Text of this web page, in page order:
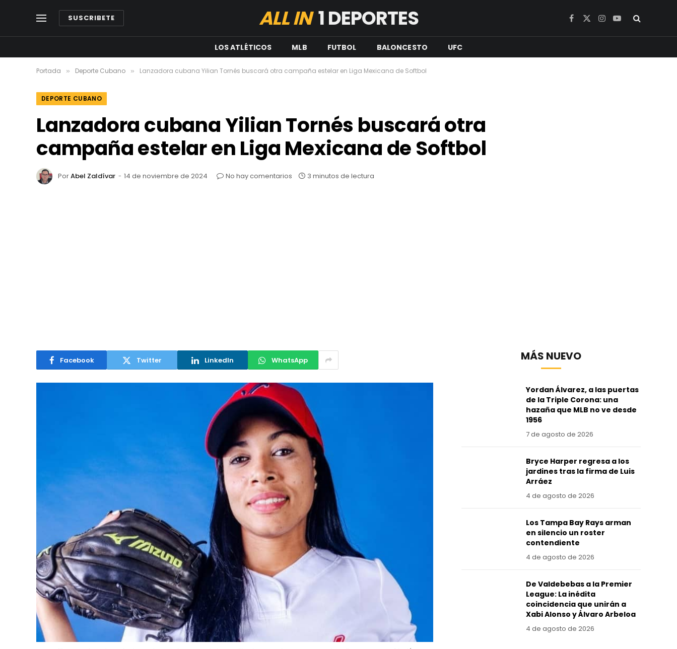
SUSCRIBETE ALL IN1 DEPORTES Facebook
X
Instagram
YouTube
LOS ATLÉTICOS MLB FUTBOL BALONCESTO UFC
Portada » Deporte Cubano » Lanzadora cubana Yilian Tornés buscará otra campaña estelar en Liga Mexicana de Softbol
DEPORTE CUBANO
Lanzadora cubana Yilian Tornés buscará otra
campaña estelar en Liga Mexicana de Softbol
PorAbel Zaldívar 14 de noviembre de 2024 No hay comentarios 3 minutos de lectura
Facebook Twitter LinkedIn WhatsApp MÁS NUEVO
Yordan Álvarez, a las puertas
de la Triple Corona: una
hazaña que MLB no ve desde
1956
7 de agosto de 2026
Bryce Harper regresa a los
jardines tras la firma de Luis
Arráez
4 de agosto de 2026
Los Tampa Bay Rays arman
en silencio un roster
contendiente
4 de agosto de 2026
De Valdebebas a la Premier
League: La inédita
coincidencia que unirán a
Xabi Alonso y Álvaro Arbeloa
4 de agosto de 2026